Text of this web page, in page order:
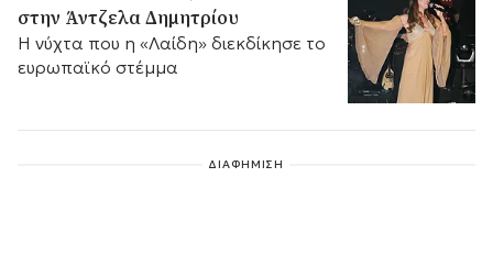
στην Άντζελα Δημητρίου
Η νύχτα που η «Λαίδη» διεκδίκησε το
ευρωπαϊκό στέμμα
ΔΙΑΦΗΜΙΣΗ